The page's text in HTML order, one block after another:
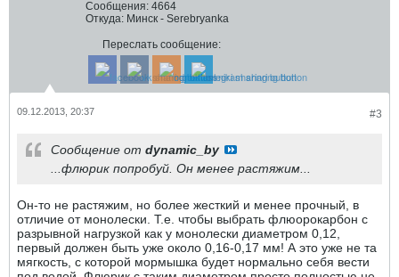
Сообщения: 4664
Откуда: Минск - Serebryanka
Переслать сообщение:
#3
09.12.2013, 20:37
Сообщение от dynamic_by
...флюрик попробуй. Он менее растяжим...
Он-то не растяжим, но более жесткий и менее прочный, в
отличие от монолески. Т.е. чтобы выбрать флюорокарбон с
разрывной нагрузкой как у монолески диаметром 0,12,
первый должен быть уже около 0,16-0,17 мм! А это уже не та
мягкость, с которой мормышка будет нормально себя вести